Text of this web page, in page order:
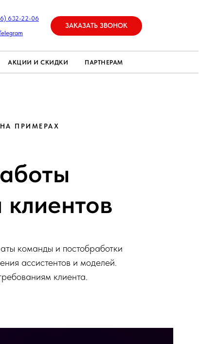
632-22-06
ЗАКАЗАТЬ ЗВОНОК
АКЦИИ И СКИДКИ ПАРТНЕРАМ
ПРИМЕРАХ
команды и постобработки
ассистентов и моделей.
клиента.